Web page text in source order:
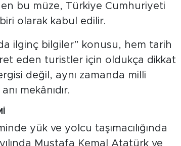
bu müze, Türkiye Cumhuriyeti
olarak kabul edilir.
ilginç bilgiler” konusu, hem tarih
eden turistler için oldukça dikkat
değil, aynı zamanda milli
mekânıdır.
yük ve yolcu taşımacılığında
Mustafa Kemal Atatürk ve